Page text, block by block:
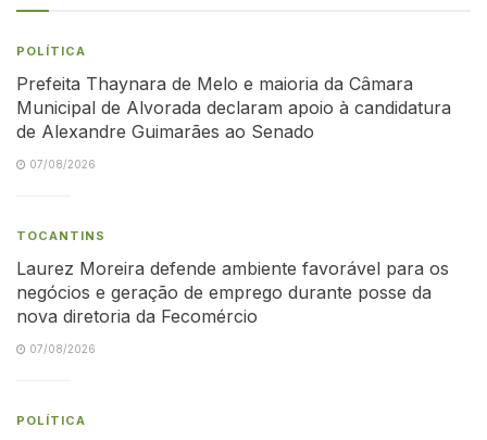
POLÍTICA
Prefeita Thaynara de Melo e maioria da Câmara
Municipal de Alvorada declaram apoio à candidatura
de Alexandre Guimarães ao Senado
07/08/2026
TOCANTINS
Laurez Moreira defende ambiente favorável para os
negócios e geração de emprego durante posse da
nova diretoria da Fecomércio
07/08/2026
POLÍTICA